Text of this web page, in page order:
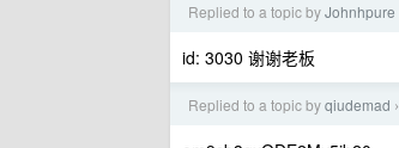
Replied to a topic byJohnhpure
id: 3030 谢谢老板
Replied to a topic byqiudemad ›